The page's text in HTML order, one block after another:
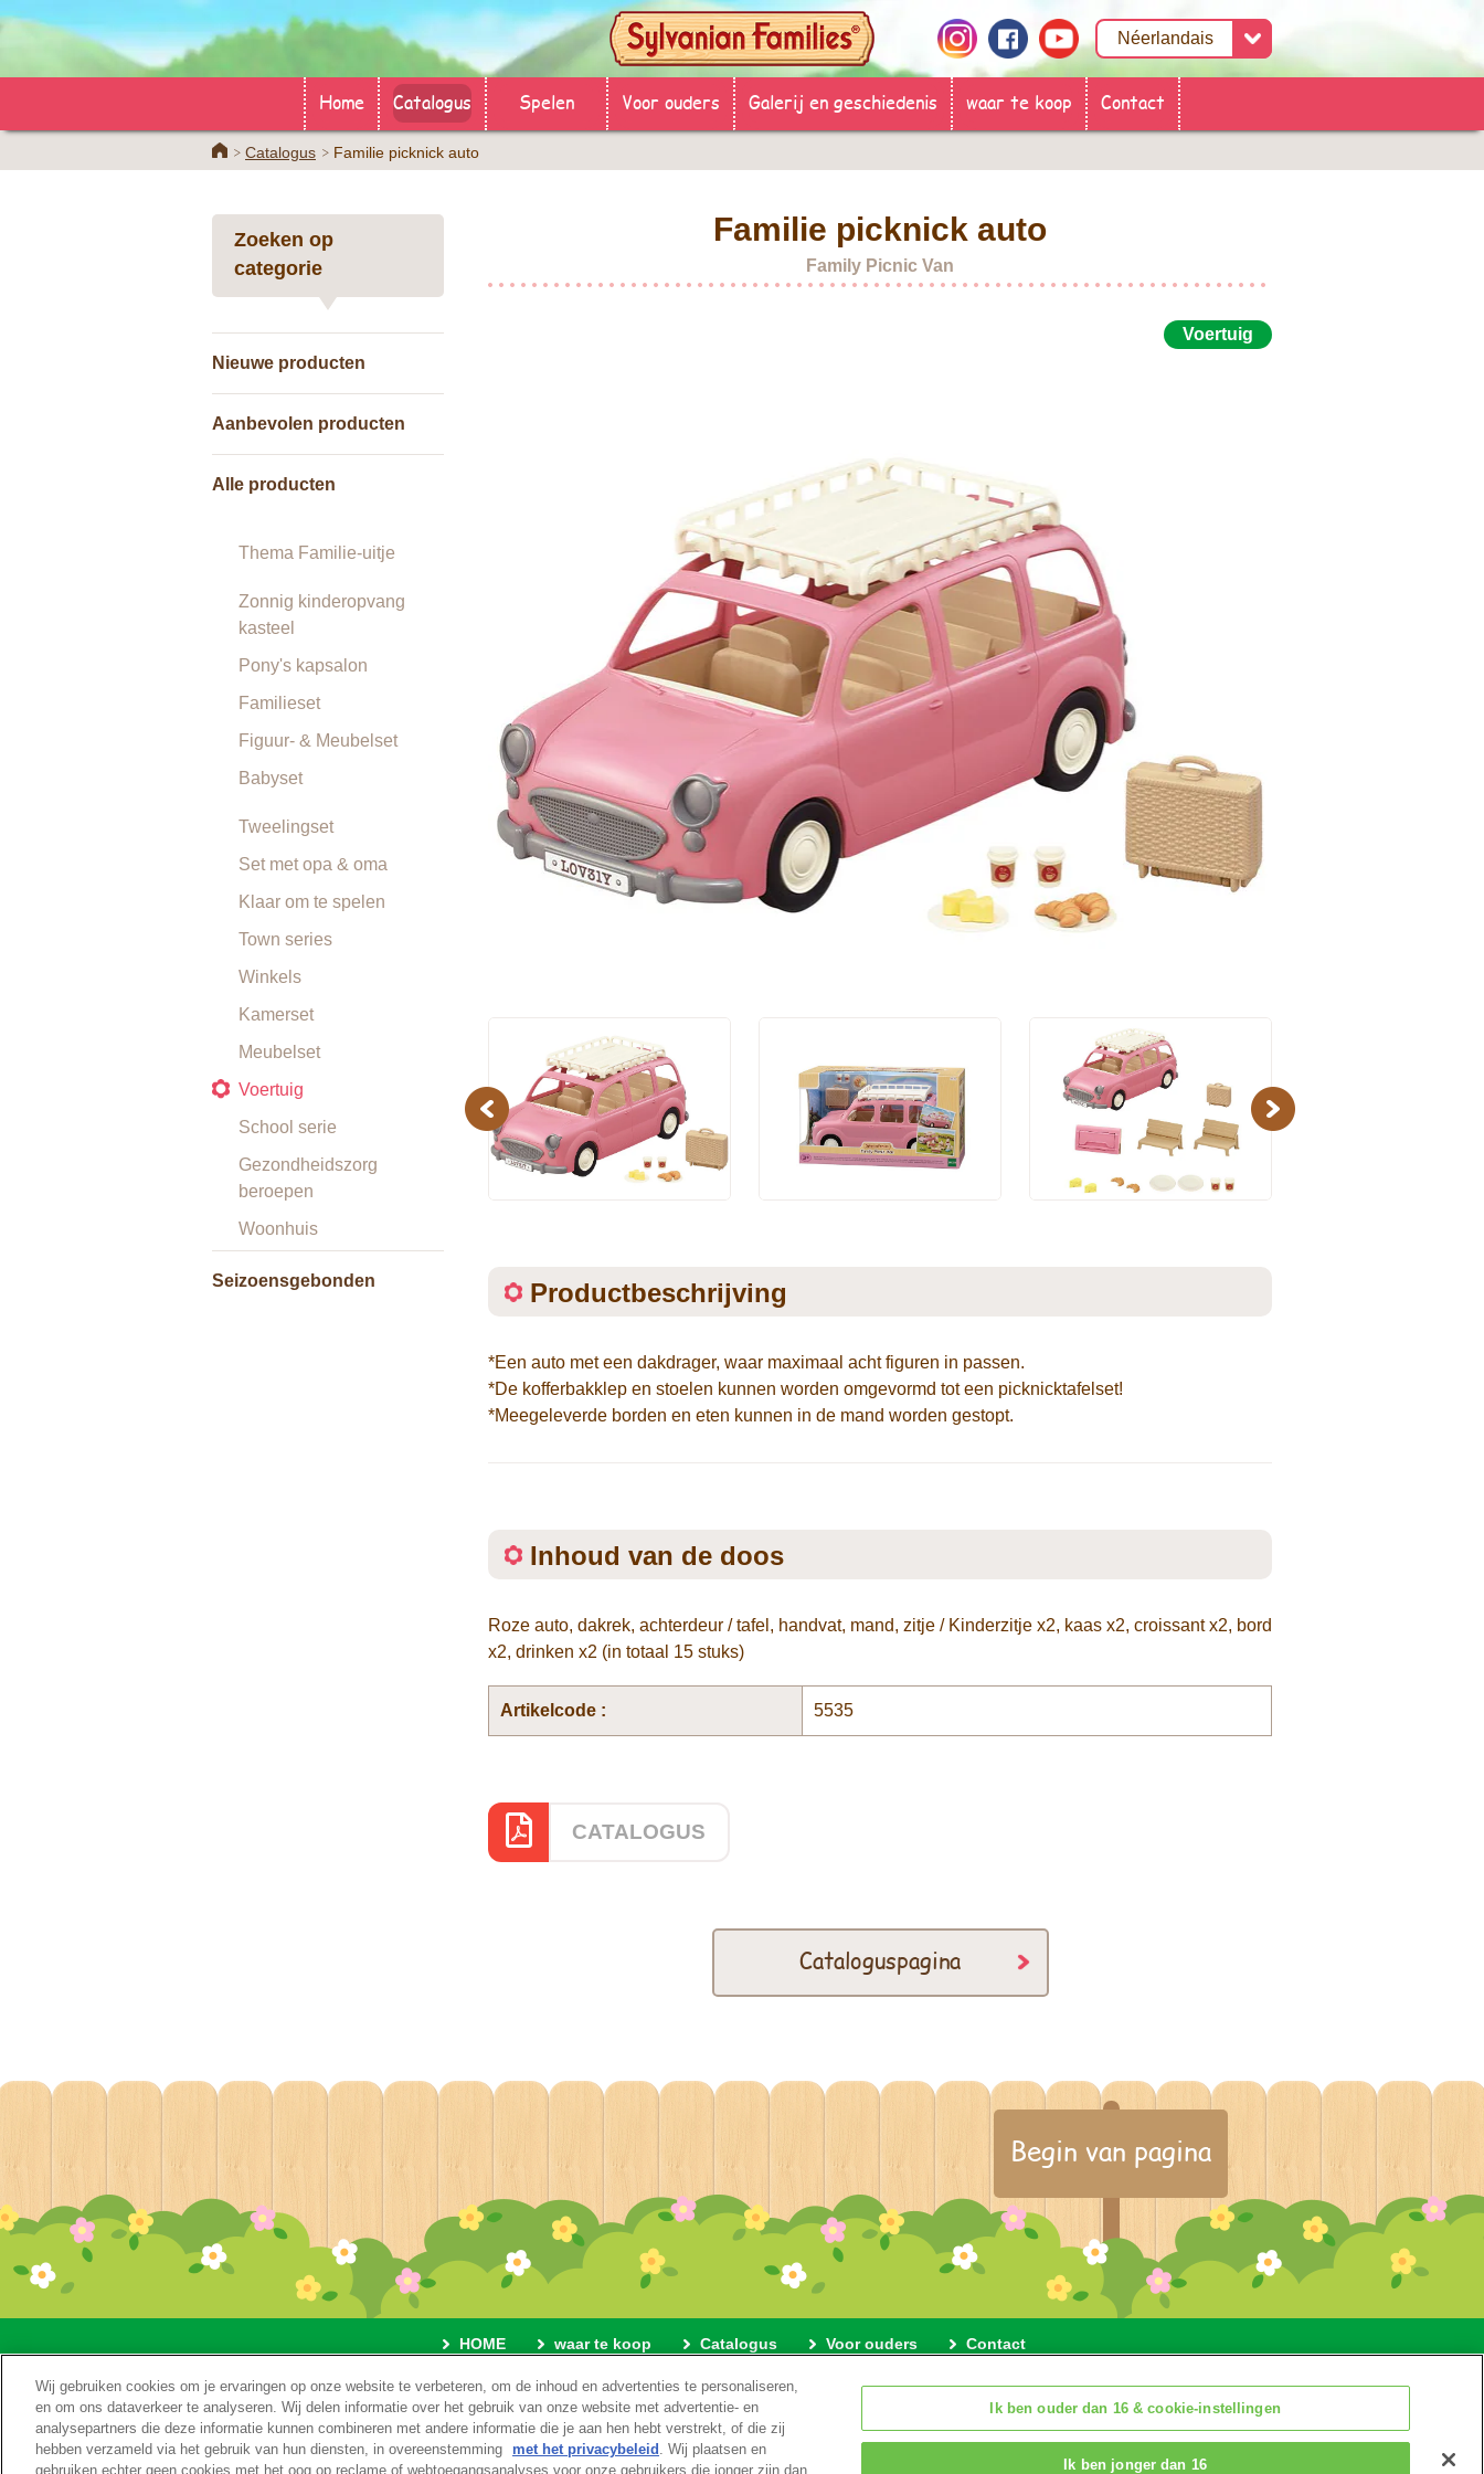
Home Catalogus Spelen Voor ouders Galerij en geschiedenis waar te koop Contact
HomeCatalogus Familie picknick auto
Zoeken op
categorie
Nieuwe producten
Aanbevolen producten
Alle producten
Thema Familie-uitje
Zonnig kinderopvang
kasteel
Pony's kapsalon
Familieset
Figuur- & Meubelset
Babyset
Tweelingset
Set met opa & oma
Klaar om te spelen
Town series
Winkels
Kamerset
Meubelset
Voertuig
School serie
Gezondheidszorg
beroepen
Woonhuis
Seizoensgebonden
Familie picknick auto
Family Picnic Van
Voertuig
Previous Next
Productbeschrijving
*Een auto met een dakdrager, waar maximaal acht figuren in passen.
*De kofferbakklep en stoelen kunnen worden omgevormd tot een picknicktafelset!
*Meegeleverde borden en eten kunnen in de mand worden gestopt.
Inhoud van de doos
Roze auto, dakrek, achterdeur / tafel, handvat, mand, zitje / Kinderzitje x2, kaas x2, croissant x2, bord
x2, drinken x2 (in totaal 15 stuks)
Artikelcode : 5535
CATALOGUS
Cataloguspagina
Begin van pagina
HOME waar te koop Catalogus Voor ouders Contact
Over deze website Privacybeleid Cookies
© EPOCH
Wij gebruiken cookies om je ervaringen op onze website te verbeteren, om de inhoud en advertenties te personaliseren,
en om ons dataverkeer te analyseren. Wij delen informatie over het gebruik van onze website met advertentie- en
analysepartners die deze informatie kunnen combineren met andere informatie die je aan hen hebt verstrekt, of die zij
hebben verzameld via het gebruik van hun diensten, in overeenstemming met het privacybeleid . Wij plaatsen en
gebruiken echter geen cookies met het oog op reclame of webtoegangsanalyses voor onze gebruikers die jonger zijn dan
Ik ben ouder dan 16 & cookie-instellingen
Ik ben jonger dan 16